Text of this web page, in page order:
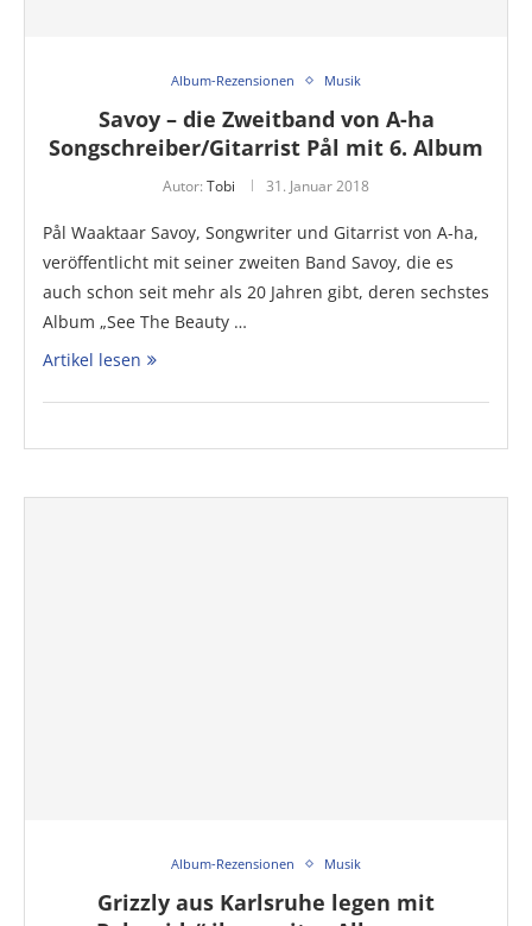
Album-Rezensionen Musik
Savoy – die Zweitband von A-ha
Songschreiber/Gitarrist Pål mit 6. Album
Autor: Tobi 31. Januar 2018
Pål Waaktaar Savoy, Songwriter und Gitarrist von A-ha,
veröffentlicht mit seiner zweiten Band Savoy, die es
auch schon seit mehr als 20 Jahren gibt, deren sechstes
Album „See The Beauty …
Artikel lesen
Album-Rezensionen Musik
Grizzly aus Karlsruhe legen mit